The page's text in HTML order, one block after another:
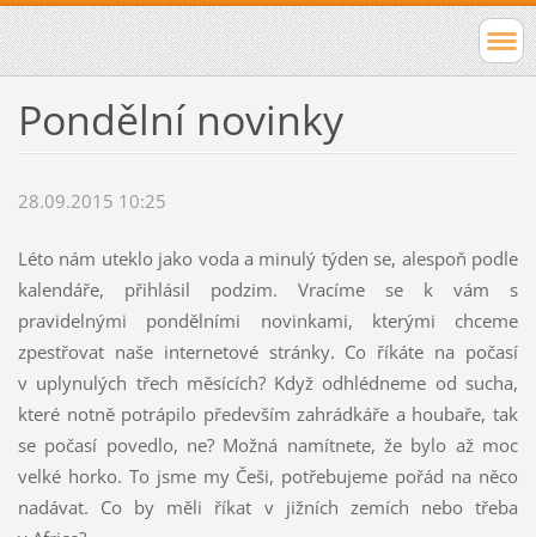
Pondělní novinky
28.09.2015 10:25
Léto nám uteklo jako voda a minulý týden se, alespoň podle
kalendáře, přihlásil podzim. Vracíme se k vám s
pravidelnými pondělními novinkami, kterými chceme
zpestřovat naše internetové stránky. Co říkáte na počasí
v uplynulých třech měsících? Když odhlédneme od sucha,
které notně potrápilo především zahrádkáře a houbaře, tak
se počasí povedlo, ne? Možná namítnete, že bylo až moc
velké horko. To jsme my Češi, potřebujeme pořád na něco
nadávat. Co by měli říkat v jižních zemích nebo třeba